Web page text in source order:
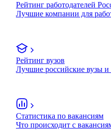
Рейтинг работодателей
Лучшие компании для
Рейтинг вузов
Лучшие российские вузы и
Статистика по вакансиям
Что происходит с